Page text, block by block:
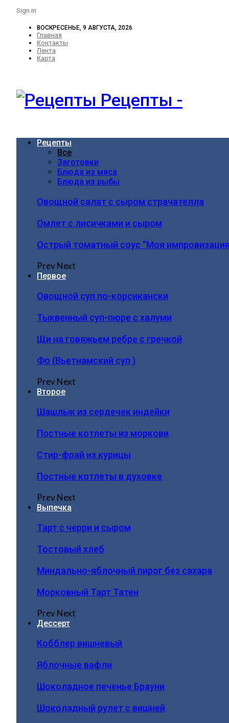
Sign in
ВОСКРЕСЕНЬЕ, 9 АВГУСТА, 2026
Главная
Контакты
Лента
Карта
Рецепты -
Рецепты
Все
Заготовки
Блюда из мяса
Блюда из рыбы
Овощной салат с сыром страчателла
Омлет с лисичками и сыром
Острый томатный соус “Моя
PrevNext
Первое
Овощной суп по-корсикански
Тыквенный суп-пюре с халуми
Щи на говяжьем ребре с гречкой
Фо (Вьетнамский суп )
PrevNext
Второе
Шашлык из сердечек индейки
Постные котлеты из моркови
Стир-фрай из курицы
Постные котлеты в духовке
PrevNext
Выпечка
Тарт с черри и сыром
Тостовый хлеб
Миндально-яблочный пирог без сахара
Морковный Тарт Татен
PrevNext
Дессерт
Кобблер вишневый
Яблочные вафли
Шоколадное печенье Брауни
Шоколадный рулет с вишней